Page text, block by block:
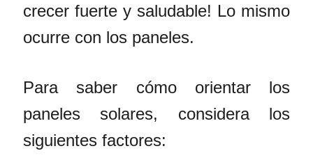
crecer fuerte y saludable! Lo mismo
ocurre con los paneles.
Para saber cómo orientar los
paneles solares, considera los
siguientes factores: